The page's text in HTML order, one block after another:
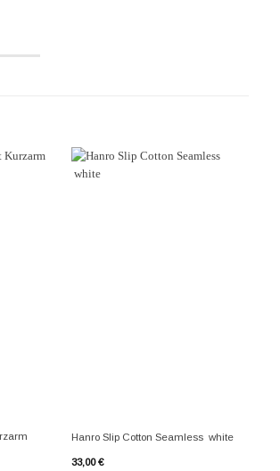
Hanro Slip Cotton Seamless white
33,00€